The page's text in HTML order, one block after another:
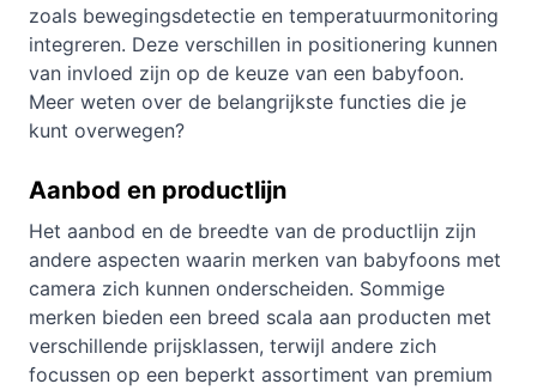
zoals bewegingsdetectie en temperatuurmonitoring
integreren. Deze verschillen in positionering kunnen
van invloed zijn op de keuze van een babyfoon.
Meer weten over de belangrijkste functies die je
kunt overwegen?
Aanbod en productlijn
Het aanbod en de breedte van de productlijn zijn
andere aspecten waarin merken van babyfoons met
camera zich kunnen onderscheiden. Sommige
merken bieden een breed scala aan producten met
verschillende prijsklassen, terwijl andere zich
focussen op een beperkt assortiment van premium